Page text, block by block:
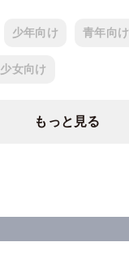
少年向け 青年向け
少女向け
もっと見る